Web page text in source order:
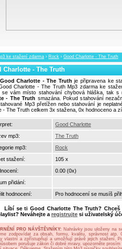
ke stažení zdarma › Rock › Good Charlotte - The Truth
Charlotte - The Truth
Good Charlotte - The Truth je připravena ke
Charlotte - The Truth Mp3 zdarma ke
se vám místo stahování chybová hláška, tak s
- The Truth smazána. Pokud stahování
Mp3 přetížen nebo stahování je
- The Truth celkem 3x stažena, 0x hodnoceno a
Good Charlotte
mp3:
The Truth
mp3:
Rock
stažení:
105 x
0.00 (0x)
přidání:
hodnocení:
Pro hodnocení se musíš
Líbí se tiGood Charlotte The Truth?
Neváhejte a registrujte si uživatelský
PRO NÁVŠTĚVNÍKY: Nahrávky jsou uloženy na
zodpovídat za obsah, formu, kvalitu, správnost atp.
vlastní a zpřístupňují a umožňují právě jejich stažení.
porušuje zákon či dobré mravy, upozorněte